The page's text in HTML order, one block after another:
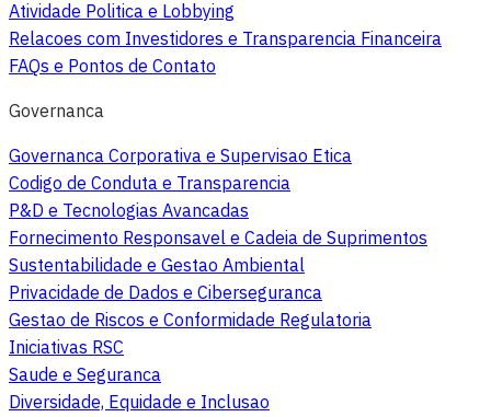
Atividade Politica e Lobbying
Relacoes com Investidores e Transparencia Financeira
FAQs e Pontos de Contato
Governanca
Governanca Corporativa e Supervisao Etica
Codigo de Conduta e Transparencia
P&D e Tecnologias Avancadas
Fornecimento Responsavel e Cadeia de Suprimentos
Sustentabilidade e Gestao Ambiental
Privacidade de Dados e Ciberseguranca
Gestao de Riscos e Conformidade Regulatoria
Iniciativas RSC
Saude e Seguranca
Diversidade, Equidade e Inclusao